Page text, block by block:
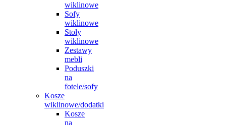
wiklinowe
Sofy
wiklinowe
Stoły
wiklinowe
Zestawy
mebli
Poduszki
na
fotele/sofy
Kosze
wiklinowe/dodatki
Kosze
na